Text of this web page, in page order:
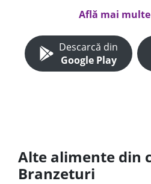
Află mai
Descarcă din
Google Play
Alte alimente din
Branzeturi